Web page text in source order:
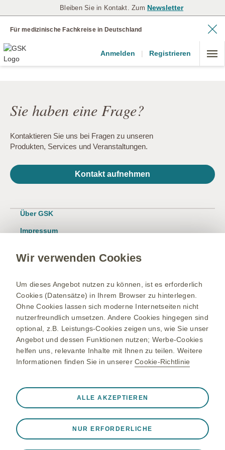
Bleiben Sie in Kontakt. Zum Newsletter
Für medizinische Fachkreise in Deutschland
Anmelden | Registrieren
Sie haben eine Frage?
Kontaktieren Sie uns bei Fragen zu unseren
Produkten, Services und Veranstaltungen.
Kontakt aufnehmen
Über GSK
Impressum
Kontakt/Nebenwirkung melden
Newsletter
Bestellservice
Therapiegebiete
Meningokokken-Erkrankungen
Wir verwenden Cookies
Um dieses Angebot nutzen zu können, ist es erforderlich
Cookies (Datensätze) in Ihrem Browser zu hinterlegen.
Ohne Cookies lassen sich moderne Internetseiten nicht
nutzerfreundlich umsetzen. Andere Cookies hingegen sind
optional, z.B. Leistungs-Cookies zeigen uns, wie Sie unser
Angebot und dessen Funktionen nutzen; Werbe-Cookies
helfen uns, relevante Inhalte mit Ihnen zu teilen. Weitere
Informationen finden Sie in unserer Cookie-Richtlinie
Nur unbedingt erforderliche Cookies
❮
funktioniert, z. B. um Sitzungsdaten während eines
Website-Besuchs zu speichern, Cookie- und Tag-
NUR ERFORDERLICHE
ALLE AKZEPTIEREN